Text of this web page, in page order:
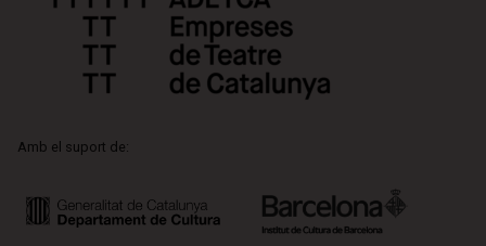
Amb el suport de: